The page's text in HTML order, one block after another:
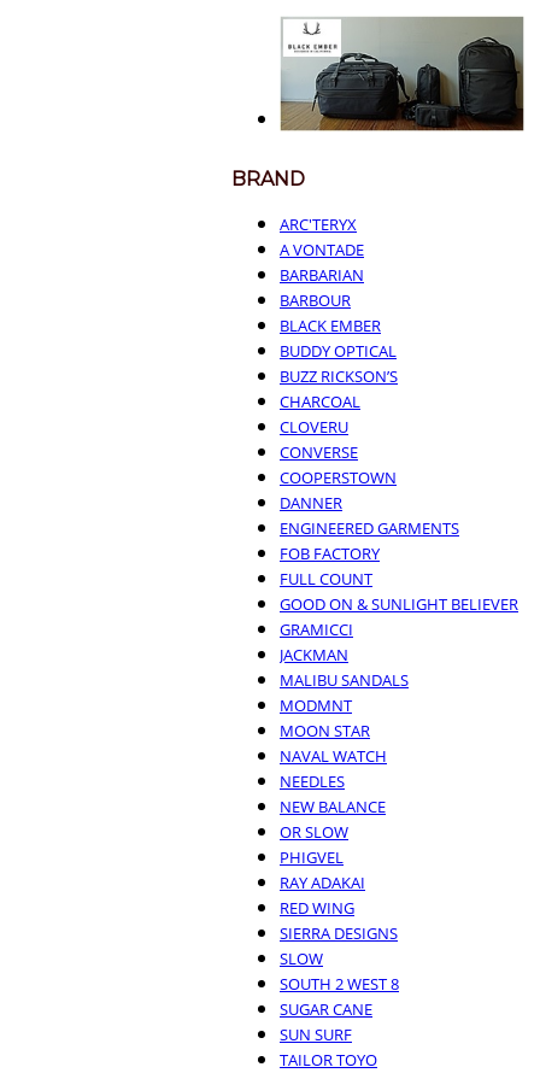
BRAND
ARC'TERYX
A VONTADE
BARBARIAN
BARBOUR
BLACK EMBER
BUDDY OPTICAL
BUZZ RICKSON’S
CHARCOAL
CLOVERU
CONVERSE
COOPERSTOWN
DANNER
ENGINEERED GARMENTS
FOB FACTORY
FULL COUNT
GOOD ON & SUNLIGHT BELIEVER
GRAMICCI
JACKMAN
MALIBU SANDALS
MODMNT
MOON STAR
NAVAL WATCH
NEEDLES
NEW BALANCE
OR SLOW
PHIGVEL
RAY ADAKAI
RED WING
SIERRA DESIGNS
SLOW
SOUTH 2 WEST 8
SUGAR CANE
SUN SURF
TAILOR TOYO